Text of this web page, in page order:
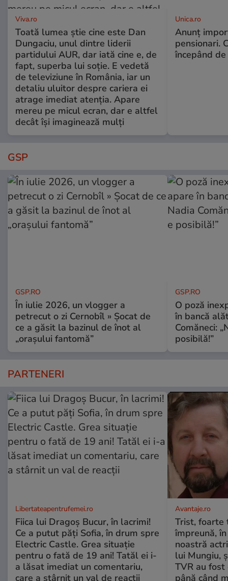
Viva.ro
Toată lumea știe cine este Dan
Dungaciu, unul dintre liderii
partidului AUR, dar iată cine e, de
fapt, superba lui soție. E vedetă
de televiziune în România, iar un
detaliu uluitor despre cariera ei
atrage imediat atenția. Apare
mereu pe micul ecran, dar e altfel
decât își imaginează mulți
Unica.ro
Anunț
pensionari.
începând
GSP
GSP.RO
În iulie 2026, un vlogger a
petrecut o zi Cernobîl » Șocat de
ce a găsit la bazinul de înot al
„orașului fantomă”
GSP.RO
O poză
în bancă
Comăneci:
posibilă!”
PARTENERI
Libertateapentrufemei.ro
Fiica lui Dragoș Bucur, în lacrimi!
Ce a putut păți Sofia, în drum spre
Electric Castle. Grea situație
pentru o fată de 19 ani! Tatăl ei i-
a lăsat imediat un comentariu,
care a stârnit un val de reacții
Avantaje.ro
Trist, foarte
împreună,
noastră
lui Mungiu,
TVR au
până când